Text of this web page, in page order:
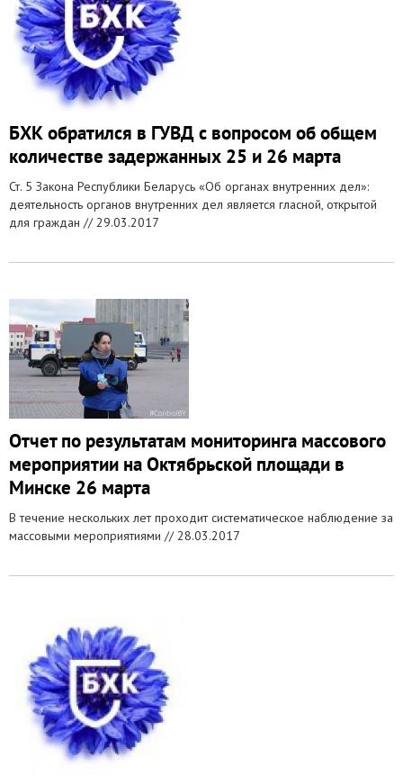
БХК обратился в ГУВД с вопросом об общем
количестве задержанных 25 и 26 марта
Ст. 5 Закона Республики Беларусь «Об органах внутренних дел»:
деятельность органов внутренних дел является гласной, открытой
для граждан //29.03.2017
Отчет по результатам мониторинга массового
мероприятии на Октябрьской площади в
Минске 26 марта
В течение нескольких лет проходит систематическое наблюдение за
массовыми мероприятиями //28.03.2017